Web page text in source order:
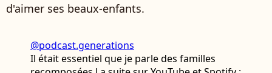
d'aimer ses beaux-enfants.
@podcast.generations
Il était essentiel que je parle des familles